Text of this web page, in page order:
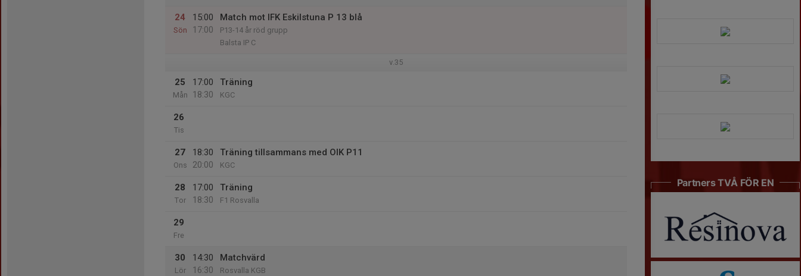
24
Sön
15:00
17:00
Match mot IFK Eskilstuna P 13 blå
P13-14 år röd grupp
Balsta IP C
v.35
25
Mån
17:00
18:30
Träning
KGC
26
Tis
27
Ons
18:30
20:00
Träning tillsammans med OIK P11
KGC
28
Tor
17:00
18:30
Träning
F1 Rosvalla
29
Fre
30
Lör
14:30
16:30
Matchvärd
Rosvalla KGB
Partners TVÅ FÖR EN